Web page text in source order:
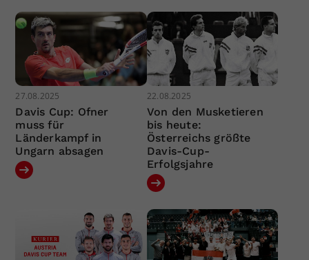
27.08.2025
Davis Cup: Ofner
muss für
Länderkampf in
Ungarn absagen
22.08.2025
Von den Musketieren
bis heute:
Österreichs größte
Davis-Cup-
Erfolgsjahre